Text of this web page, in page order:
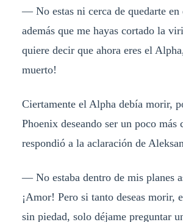
— No estas ni cerca de quedarte en
además que me hayas cortado la
quiere decir que ahora eres el
muerto!
Ciertamente el Alpha debía morir,
Phoenix deseando ser un poco más
respondió a la aclaración de
— No estaba dentro de mis planes
¡Amor! Pero si tanto deseas morir,
sin piedad, solo déjame preguntar